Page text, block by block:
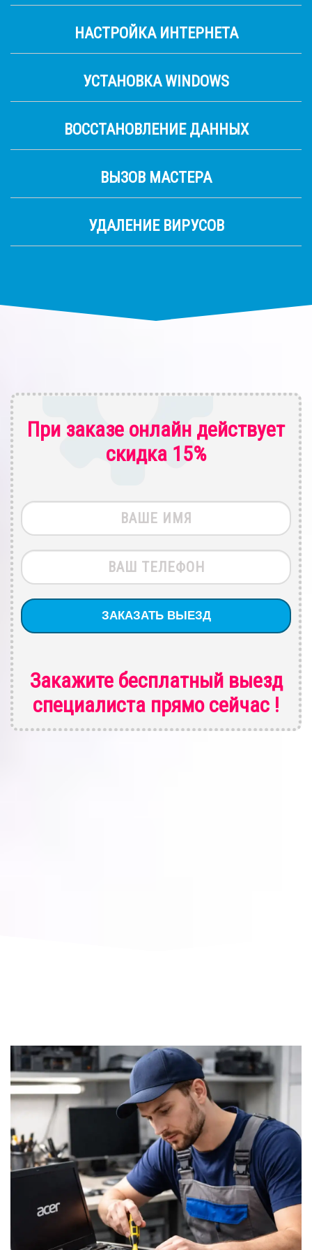
НАСТРОЙКА ИНТЕРНЕТА
УСТАНОВКА WINDOWS
ВОССТАНОВЛЕНИЕ ДАННЫХ
ВЫЗОВ МАСТЕРА
УДАЛЕНИЕ ВИРУСОВ
При заказе онлайн действует
скидка 15%
Закажите бесплатный выезд
специалиста прямо сейчас !